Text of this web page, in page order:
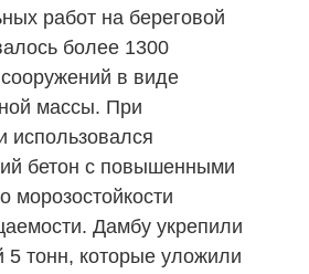
работ на береговой
более 1300
в виде
массы. При
использовался
бетон с повышенными
морозостойкости
Дамбу укрепили
5 тонн, которые уложили